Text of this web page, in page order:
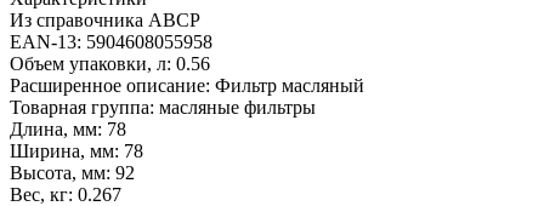
Из справочника ABCP
EAN-13: 5904608055958
Объем упаковки, л: 0.56
Расширенное описание: Фильтр масляный
Товарная группа: масляные фильтры
Длина, мм: 78
Ширина, мм: 78
Высота, мм: 92
Вес, кг: 0.267